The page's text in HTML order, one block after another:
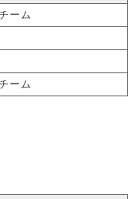
ーム
ーム